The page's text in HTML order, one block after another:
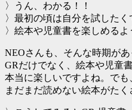
〉うん、わかる！！
〉最初の頃は自分を試した
〉絵本や児童書を楽しめる
NEOさんも、そんな時期があ
GRだけでなく、絵本や児童
本当に楽しいですよね。でも
まだまだ読めない絵本がた